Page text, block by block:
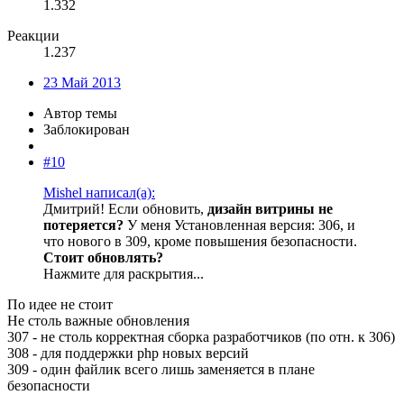
1.332
Реакции
1.237
23 Май 2013
Автор темы
Заблокирован
#10
Mishel написал(а):
Дмитрий! Если обновить, дизайн витрины не
потеряется? У меня Установленная версия: 306, и
что нового в 309, кроме повышения безопасности.
Стоит обновлять?
Нажмите для раскрытия...
По идее не стоит
Не столь важные обновления
307 - не столь корректная сборка разработчиков (по отн. к 306)
308 - для поддержки php новых версий
309 - один файлик всего лишь заменяется в плане
безопасности